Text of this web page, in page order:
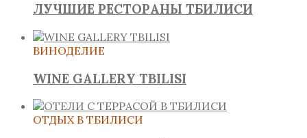
ЛУЧШИЕ РЕСТОРАНЫ ТБИЛИСИ
ВИНОДЕЛИЕ
WINE GALLERY TBILISI
ОТДЫХ В ТБИЛИСИ